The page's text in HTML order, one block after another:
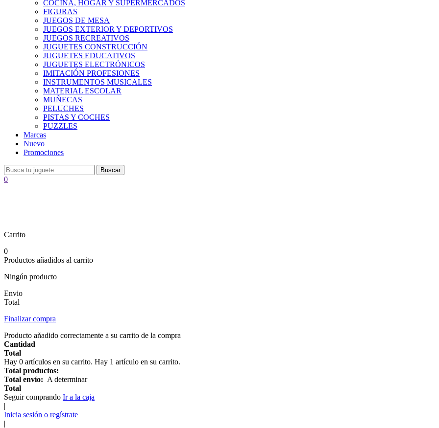
COCINA, HOGAR Y SUPERMERCADOS
FIGURAS
JUEGOS DE MESA
JUEGOS EXTERIOR Y DEPORTIVOS
JUEGOS RECREATIVOS
JUGUETES CONSTRUCCIÓN
JUGUETES EDUCATIVOS
JUGUETES ELECTRÓNICOS
IMITACIÓN PROFESIONES
INSTRUMENTOS MUSICALES
MATERIAL ESCOLAR
MUÑECAS
PELUCHES
PISTAS Y COCHES
PUZZLES
Marcas
Nuevo
Promociones
Buscar
0
Carrito
0
Productos añadidos al carrito
Ningún producto
Envio
Total
Finalizar compra
Producto añadido correctamente a su carrito de la compra
Cantidad
Total
Hay 0 artículos en su carrito. Hay 1 artículo en su carrito.
Total productos:
Total envío: A determinar
Total
Seguir comprando Ir a la caja
|
Inicia sesión o regístrate
|